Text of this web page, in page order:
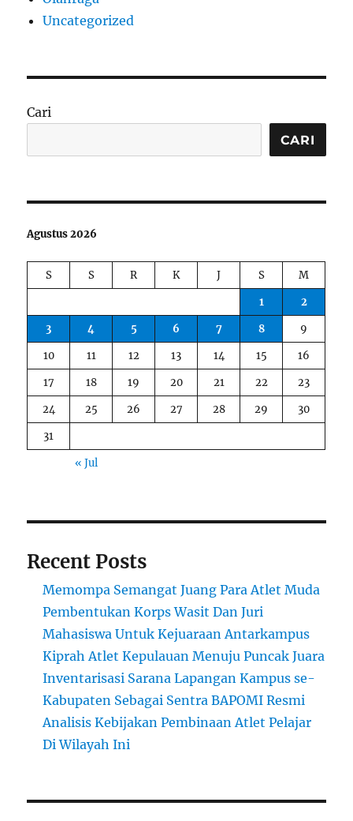
Uncategorized
Cari
CARI
Agustus 2026
S S R K J S
M
1
2
3
4 5 6 7 8
9
10
11 12 13 14 15
16
17
18 19 20 21 22
23
24
25 26 27 28 29
30
31
« Jul
Recent Posts
Memompa Semangat Juang Para Atlet Muda
Pembentukan Korps Wasit Dan Juri
Mahasiswa Untuk Kejuaraan Antarkampus
Kiprah Atlet Kepulauan Menuju Puncak Juara
Inventarisasi Sarana Lapangan Kampus se-
Kabupaten Sebagai Sentra BAPOMI Resmi
Analisis Kebijakan Pembinaan Atlet Pelajar
Di Wilayah Ini